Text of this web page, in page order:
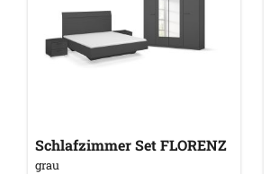
Schlafzimmer Set FLORENZ
grau